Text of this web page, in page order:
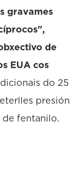
gravames
de
EUA cos
do 25
presión
de fentanilo.